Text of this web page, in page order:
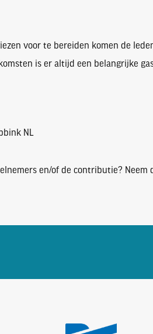
voor te bereiden komen de
is er altijd een belangrijke
NL
en/of de contributie? Neem